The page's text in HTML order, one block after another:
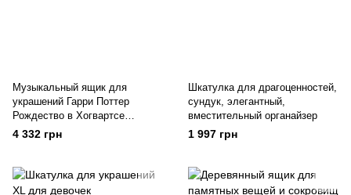
Музыкальный ящик для
украшений Гарри Поттер
Рождество в Хогвартсе
GraMagia
4 332 грн
Шкатулка для драгоценностей,
сундук, элегантный,
вместительный органайзер
1 997 грн